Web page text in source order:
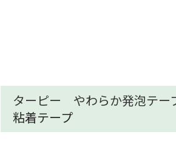
ターピー やわらか発泡テー
粘着テープ